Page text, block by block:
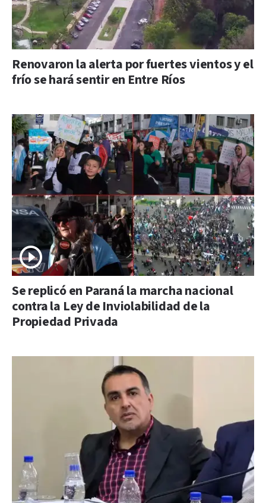
Renovaron la alerta por fuertes vientos y el
frío se hará sentir en Entre Ríos
Se replicó en Paraná la marcha nacional
contra la Ley de Inviolabilidad de la
Propiedad Privada